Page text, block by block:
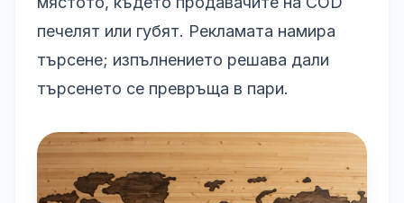
печелят или губят. Рекламата намира
търсене; изпълнението решава дали
търсенето се превръща в пари.